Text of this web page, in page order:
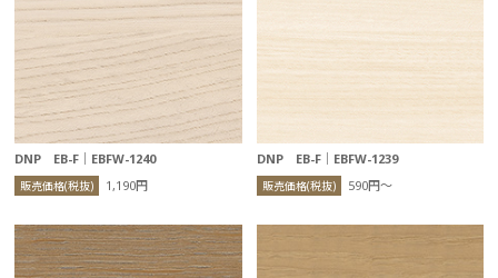
DNP EB-F｜EBFW-1240
販売価格(税抜) 1,190円
DNP EB-F｜EBFW-1239
販売価格(税抜) 590円〜